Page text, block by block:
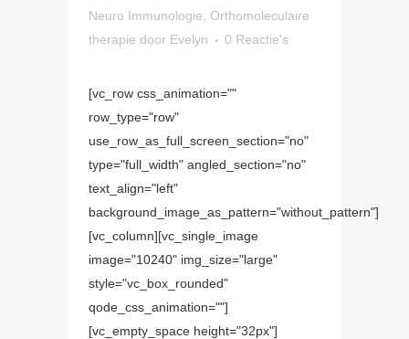
Neuro Immunologie
Orthomoleculaire
therapie door Evelyn 0 Reactie's
[vc_row css_animation=""
row_type="row"
use_row_as_full_screen_section="no"
type="full_width" angled_section="no"
text_align="left"
background_image_as_pattern="without_pattern"]
[vc_column][vc_single_image
image="10240" img_size="large"
style="vc_box_rounded"
qode_css_animation=""]
[vc_empty_space height="32px"]